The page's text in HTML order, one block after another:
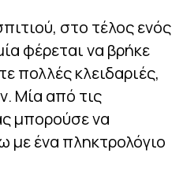
στο τέλος ενός
φέρεται να βρήκε
πολλές κλειδαριές,
Μία από τις
μπορούσε να
με ένα πληκτρολόγιο